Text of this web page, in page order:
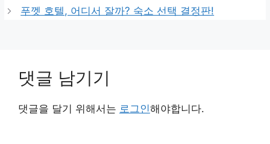
푸껫 호텔, 어디서 잘까? 숙소 선택 결정판!
댓글 남기기
댓글을 달기 위해서는 로그인해야합니다.